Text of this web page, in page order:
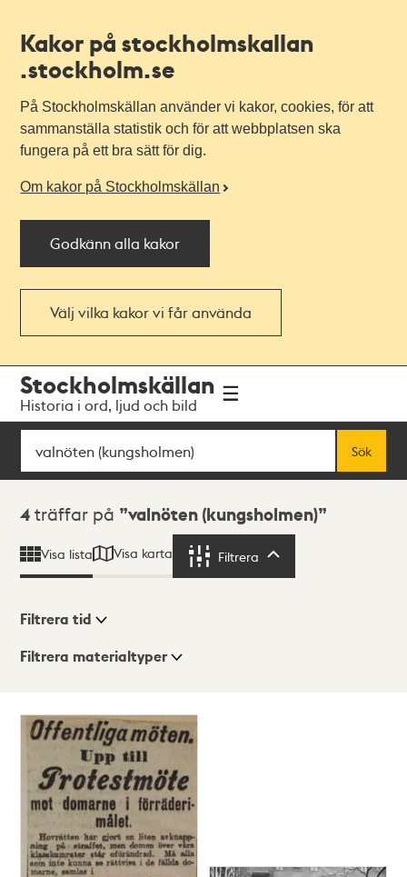
Kakor på stockholmskallan
.stockholm.se
På Stockholmskällan använder vi kakor, cookies, för att
sammanställa statistik och för att webbplatsen ska
fungera på ett bra sätt för dig.
Om kakor på Stockholmskällan
Godkänn alla kakor
Välj vilka kakor vi får använda
navigationen
huvudinnehållet
Stockholmskällan
Historia i ord, ljud och bild
Sök
Sök
Sökresultat
4 träffar på valnöten (kungsholmen)
Visa lista Visa karta Filtrera
Visningsläge
Lista
Karta
Filtrera tid
Filtrera materialtyper
träffar